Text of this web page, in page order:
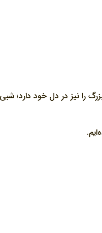
نیز در دل خود دارد؛